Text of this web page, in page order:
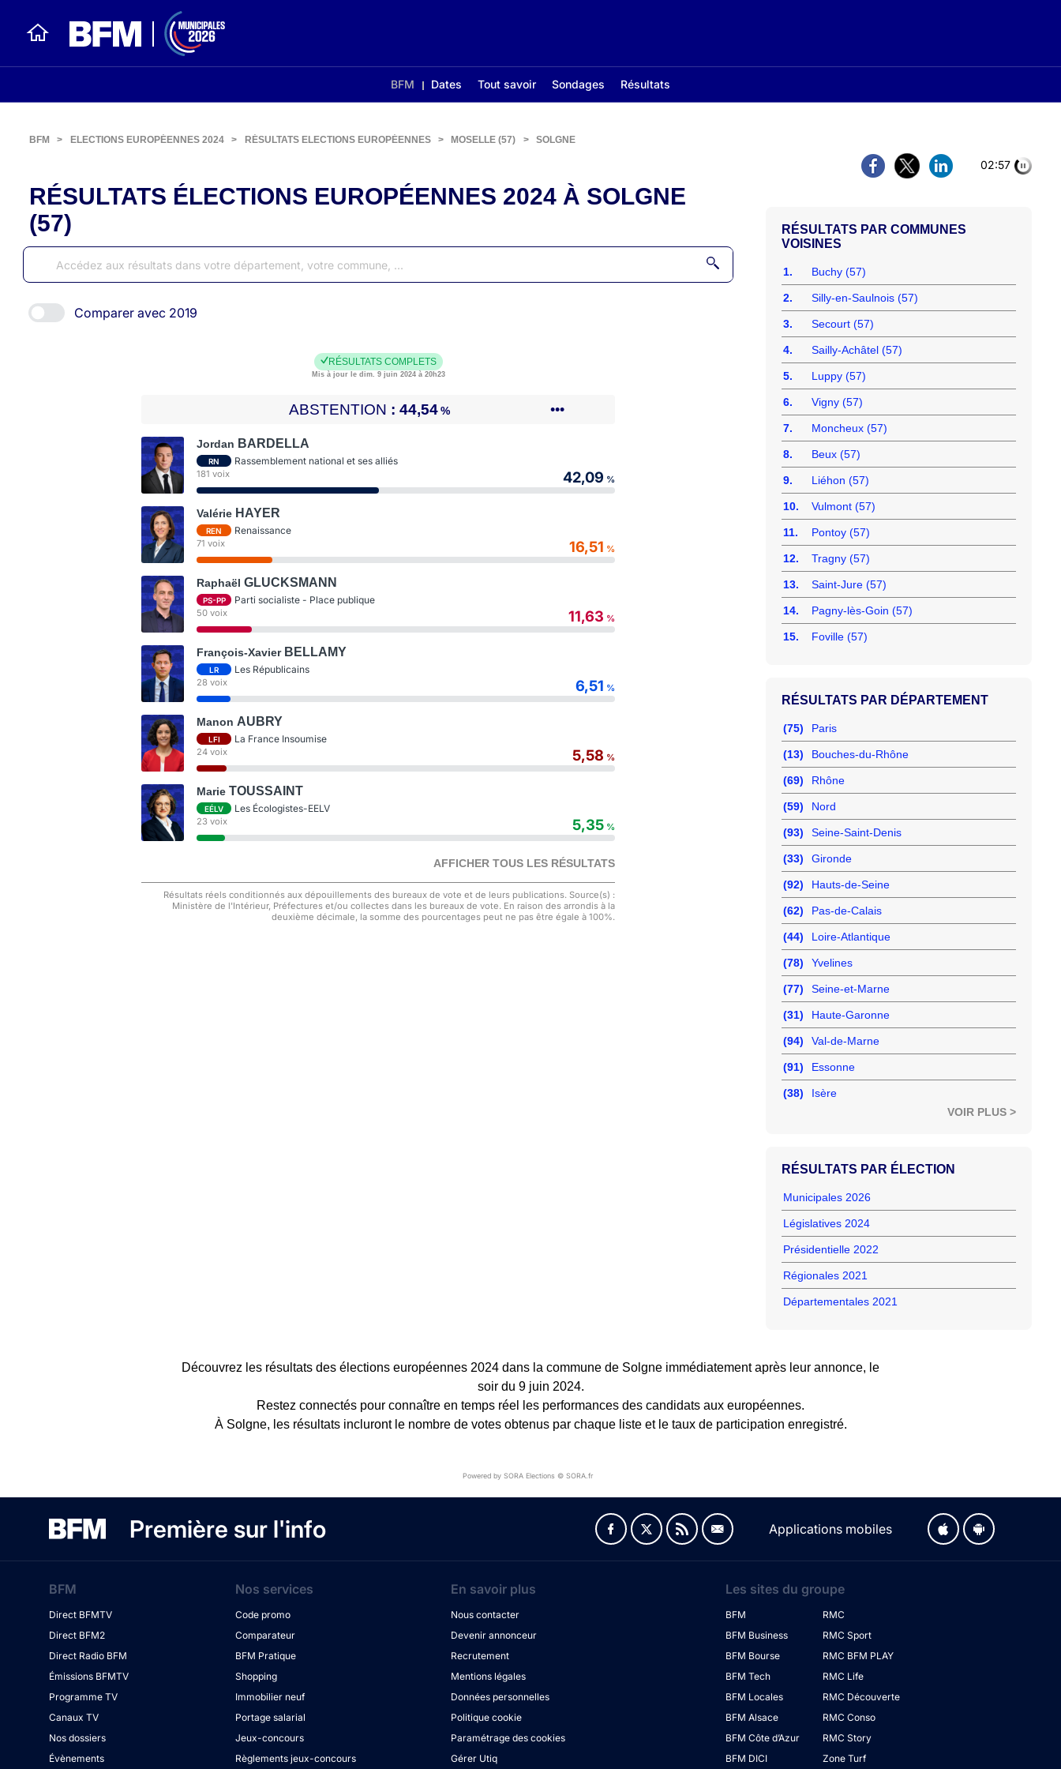
BFM Dates Tout savoir Sondages Résultats
02:56
BFM > ELECTIONS EUROPÉENNES 2024 > RÉSULTATS ELECTIONS EUROPÉENNES > MOSELLE (57) > SOLGNE
RÉSULTATS ÉLECTIONS EUROPÉENNES 2024 À SOLGNE
(57)
Comparer avec 2019
RÉSULTATS COMPLETS
Mis à jour le dim. 9 juin 2024 à 20h23
ABSTENTION 44,54% •••
Jordan BARDELLA
RN Rassemblement national et ses alliés
181 voix 42,09 %
Valérie HAYER
REN Renaissance
71 voix 16,51 %
RaphaëlGLUCKSMANN
PS-PP Parti socialiste - Place publique
50 voix 11,63 %
François-Xavier BELLAMY
LR Les Républicains
28 voix 6,51 %
Manon AUBRY
LFI La France Insoumise
24 voix 5,58 %
MarieTOUSSAINT
EÉLV Les Écologistes-EELV
23 voix 5,35 %
AFFICHER TOUS LES RÉSULTATS
Résultats réels conditionnés aux dépouillements des bureaux de vote et de leurs publications. Source(s) :
Ministère de l'Intérieur, Préfectures et/ou collectes dans les bureaux de vote. En raison des arrondis à la
deuxième décimale, la somme des pourcentages peut ne pas être égale à 100%.
COMMUNES
VOISINES
1. Buchy (57)
2. Silly-en-Saulnois (57)
3. Secourt (57)
4. Sailly-Achâtel (57)
5. Luppy (57)
6. Vigny (57)
7. Moncheux (57)
8. Beux (57)
9. Liéhon (57)
10. Vulmont (57)
11. Pontoy (57)
12. Tragny (57)
13. Saint-Jure (57)
14. Pagny-lès-Goin (57)
15. Foville (57)
RÉSULTATS PAR DÉPARTEMENT
(75) Paris
(13) Bouches-du-Rhône
(69) Rhône
(59) Nord
(93) Seine-Saint-Denis
(33) Gironde
(92) Hauts-de-Seine
(62) Pas-de-Calais
(44) Loire-Atlantique
(78) Yvelines
(77) Seine-et-Marne
(31) Haute-Garonne
(94) Val-de-Marne
(91) Essonne
(38)
Isère
VOIR PLUS >
RÉSULTATS PAR ÉLECTION
Municipales 2026
Législatives 2024
Présidentielle 2022
Régionales 2021
Départementales 2021
Découvrez les résultats des élections européennes 2024 dans la commune de Solgne immédiatement après leur annonce, le
soir du 9 juin 2024.
Restez connectés pour connaître en temps réel les performances des candidats aux européennes.
À Solgne, les résultats incluront le nombre de votes obtenus par chaque liste et le taux de participation enregistré.
Powered by SORA Elections © SORA.fr
Première sur l'info Applications mobiles
BFM
Direct BFMTV
Direct BFM2
Direct Radio BFM
Émissions BFMTV
Programme TV
Canaux TV
Nos dossiers
Évènements
Nos services
Code promo
Comparateur
BFM Pratique
Shopping
Immobilier neuf
Portage salarial
Jeux-concours
Règlements jeux-concours
En savoir plus
Nous contacter
Devenir annonceur
Recrutement
Mentions légales
Données personnelles
Politique cookie
Paramétrage des cookies
Gérer Utiq
Les sites du groupe
BFM
BFM Business
BFM Bourse
BFM Tech
BFM Locales
BFM Alsace
BFM Côte d’Azur
BFM DICI
RMC
RMC Sport
RMC BFM PLAY
RMC Life
RMC Découverte
RMC Conso
RMC Story
Zone Turf